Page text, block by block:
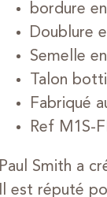
bordure
Doublure
Semelle
Talon
Fabriqué
Ref M1S-
Paul Smith a
Il est réputé